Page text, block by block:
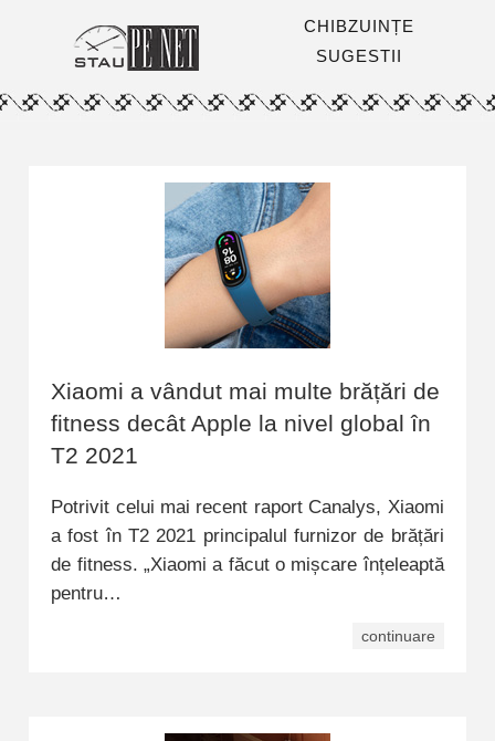
CHIBZUINȚE
SUGESTII
Xiaomi a vândut mai multe brățări de
fitness decât Apple la nivel global în
T2 2021
Potrivit celui mai recent raport Canalys, Xiaomi
a fost în T2 2021 principalul furnizor de brățări
de fitness. „Xiaomi a făcut o mișcare înțeleaptă
pentru…
continuare